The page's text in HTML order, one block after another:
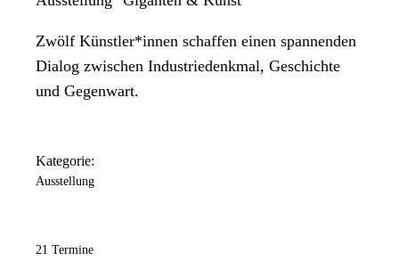
Zwölf Künstler*innen schaffen einen spannenden
Dialog zwischen Industriedenkmal, Geschichte
und Gegenwart.
Kategorie:
Ausstellung
21 Termine